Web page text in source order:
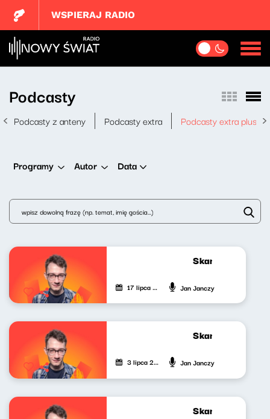
WSPIERAJ RADIO
Podcasty
Podcasty z anteny Podcasty extra Podcasty extra plus
Programy Autor Data
Skandynawskim
17 lipca 2026 Jan Janczy
Skandynawskim
3 lipca 2026 Jan Janczy
Skandynawskim